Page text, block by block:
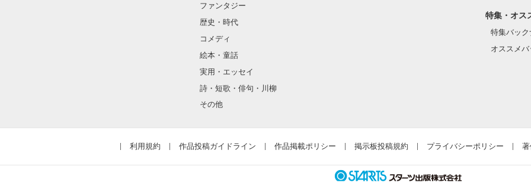
ファンタジー
歴史・時代
コメディ
絵本・童話
実用・エッセイ
詩・短歌・俳句・川柳
その他
特集・オス
特集バック
オススメ
利用規約 作品投稿ガイドライン 作品掲載ポリシー 掲示板投稿規約 プライバシーポリシー